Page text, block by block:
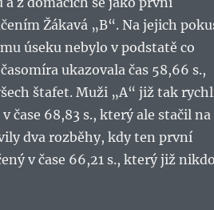
Žákavá „B“. Na jejich
úseku nebylo v podstatě co
ukazovala čas 58,66 s.,
štafet. Muži „A“ již tak
čase 68,83 s., který ale stačil na
dva rozběhy, kdy ten první
v čase 66,21 s., který již